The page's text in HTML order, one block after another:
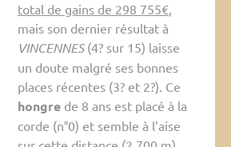
total de gains de 298 755€,
mais son dernier résultat à
VINCENNES(4? sur 15) laisse
un doute malgré ses bonnes
places récentes (3? et 2?). Ce
hongrede 8 ans est placé à la
corde (n°0) et semble à l’aise